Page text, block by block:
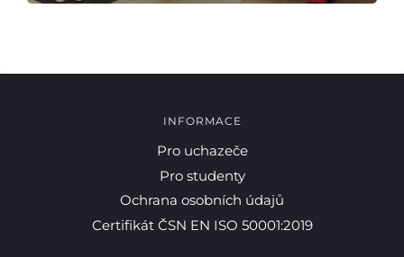
INFORMACE
Pro uchazeče
Pro studenty
Ochrana osobních údajů
Certifikát ČSN EN ISO 50001:2019